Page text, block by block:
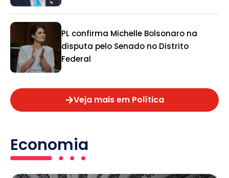
PL confirma Michelle Bolsonaro na
disputa pelo Senado no Distrito
Federal
Veja mais em Política
Economia